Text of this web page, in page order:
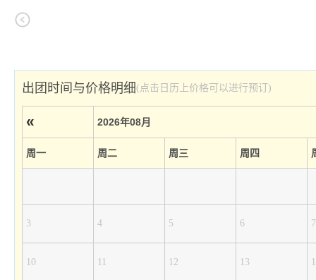
出团时间与价格明细(点击日历上价格可以进行预订)
« 2026年08月
周一 周二 周三 周四
3 4 5 6 7
10 11 12 13